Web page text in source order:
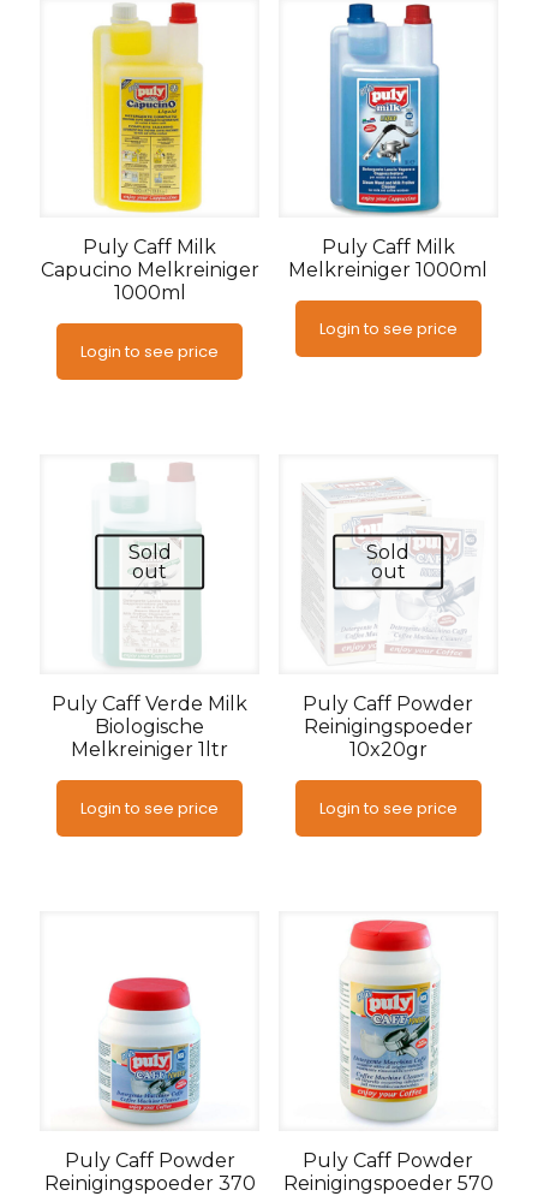
Puly Caff Milk
Capucino Melkreiniger
1000ml
Login to see price
Puly Caff Milk
Melkreiniger 1000ml
Login to see price
Sold
out
Puly Caff Verde Milk
Biologische
Melkreiniger 1ltr
Login to see price
Sold
out
Puly Caff Powder
Reinigingspoeder
10x20gr
Login to see price
Puly Caff Powder
Reinigingspoeder 370
Puly Caff Powder
Reinigingspoeder 570